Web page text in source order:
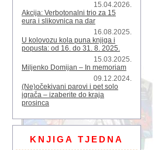
15.04.2026.
Akcija: Verbotonalni trio za 15
eura i slikovnica na dar
16.08.2025.
U kolovozu kola puna knjiga i
popusta: od 16. do 31. 8. 2025.
15.03.2025.
Miljenko Domijan – In memoriam
09.12.2024.
(Ne)očekivani parovi i pet solo
igrača – izaberite do kraja
prosinca
KNJIGA TJEDNA